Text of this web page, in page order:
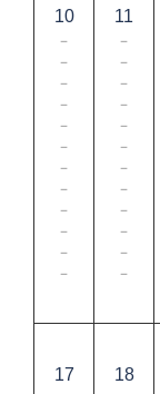
10
－
－
－
－
－
－
－
－
－
－
－
－
11
－
－
－
－
－
－
－
－
－
－
－
－
17 18